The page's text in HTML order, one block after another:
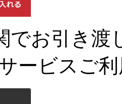
でお引き渡
サービスご